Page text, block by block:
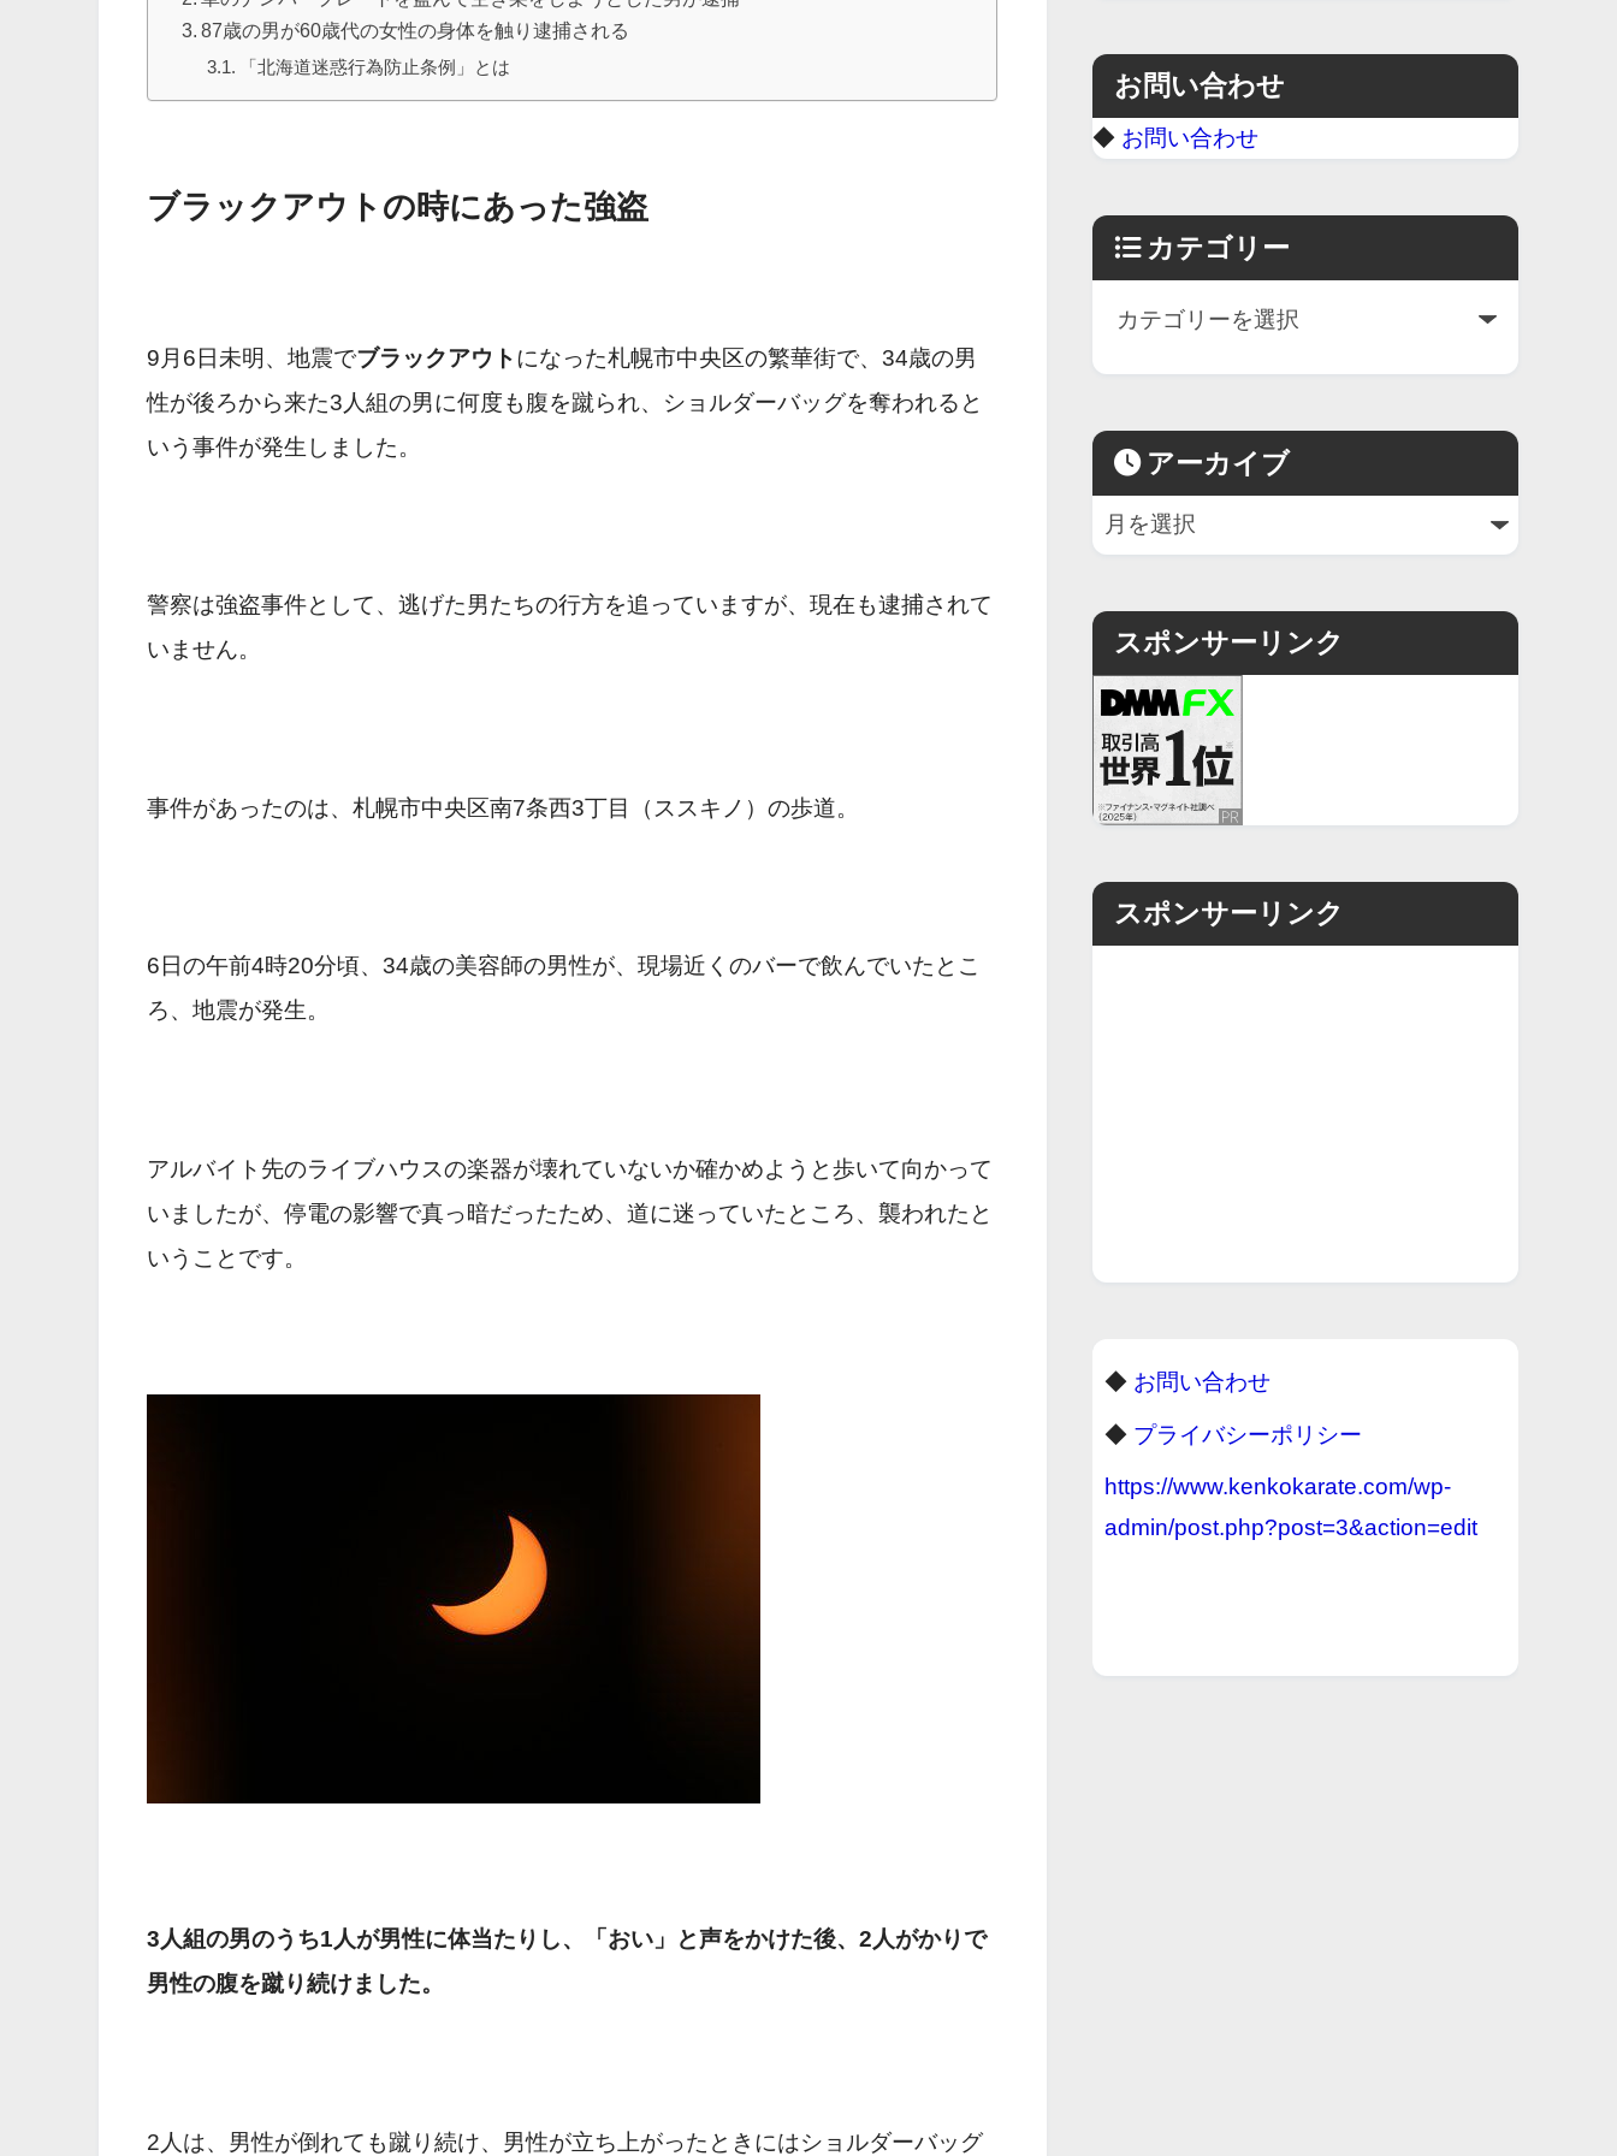
87歳の男が60歳代の女性の身体を触り逮捕される
「北海道迷惑行為防止条例」とは
ブラックアウトの時にあった強盗
9月6日未明、地震でブラックアウトになった札幌市中央区の繁華街で、34歳の男
性が後ろから来た3人組の男に何度も腹を蹴られ、ショルダーバッグを奪われると
いう事件が発生しました。
警察は強盗事件として、逃げた男たちの行方を追っていますが、現在も逮捕されて
いません。
事件があったのは、札幌市中央区南7条西3丁目（ススキノ）の歩道。
6日の午前4時20分頃、34歳の美容師の男性が、現場近くのバーで飲んでいたとこ
ろ、地震が発生。
アルバイト先のライブハウスの楽器が壊れていないか確かめようと歩いて向かって
いましたが、停電の影響で真っ暗だったため、道に迷っていたところ、襲われたと
いうことです。
3人組の男のうち1人が男性に体当たりし、「おい」と声をかけた後、2人がかりで
男性の腹を蹴り続けました。
2人は、男性が倒れても蹴り続け、男性が立ち上がったときにはショルダーバッグ
お問い合わせ
◆ お問い合わせ
カテゴリー
アーカイブ
スポンサーリンク
スポンサーリンク
◆ お問い合わせ
◆ プライバシーポリシー
https://www.kenkokarate.com/wp-
admin/post.php?post=3&action=edit